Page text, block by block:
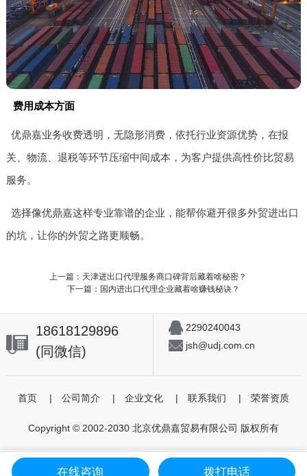
费用成本方面
优鼎嘉业务收费透明，无隐形消费，依托行业资源优势，在报
关、物流、退税等环节压缩中间成本，为客户提供高性价比贸易
服务。
选择像优鼎嘉这样专业靠谱的企业，能帮你避开很多外贸进出口
的坑，让你的外贸之路更顺畅。
上一篇：天津进出口代理服务商口碑背后藏着啥秘密？
下一篇：国内进出口代理企业藏着啥赚钱秘诀？
18618129896
(同微信)
2290240043
jsh@udj.com.cn
首页 | 公司简介 | 企业文化 | 联系我们 | 荣誉资质
Copyright © 2002-2030 北京优鼎嘉贸易有限公司 版权所有
在线咨询 拨打电话